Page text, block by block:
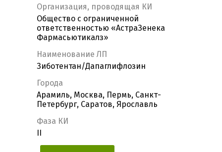
Организация, проводящая КИ
Общество с ограниченной
ответственностью «АстраЗенека
Фармасьютикалз»
Наименование ЛП
Зиботентан/Дапаглифлозин
Города
Арамиль, Москва, Пермь, Санкт-
Петербург, Саратов, Ярославль
Фаза КИ